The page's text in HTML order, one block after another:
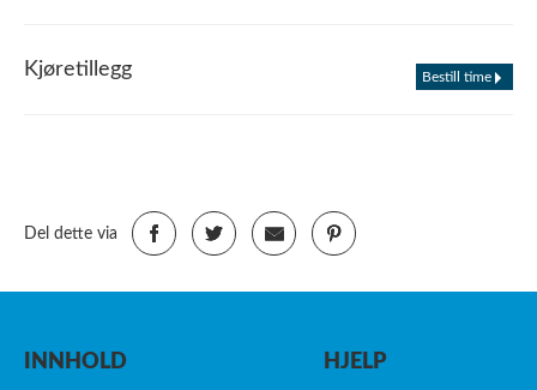
Kjøretillegg Bestill time
Del dette via
INNHOLD
HJELP